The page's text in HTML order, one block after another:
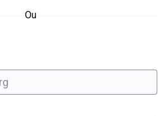
Ou
obligatoire